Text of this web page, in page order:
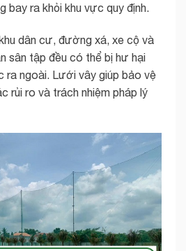
bay ra khỏi khu vực quy định.
dân cư, đường xá, xe cộ và
sân tập đều có thể bị hư hại
ra ngoài. Lưới vây giúp bảo vệ
rủi ro và trách nhiệm pháp lý